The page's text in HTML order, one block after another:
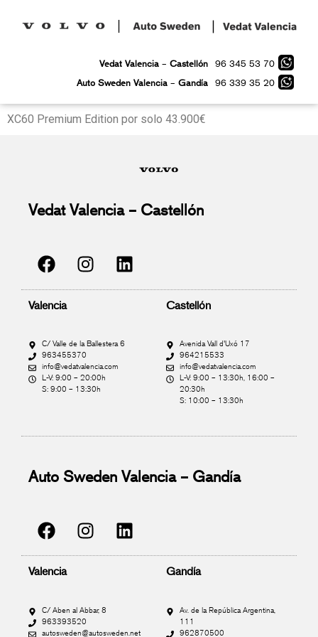
Vedat Valencia–Castellón
96 345 53 70
Auto Sweden Valencia–Gandía 96 339 35 20
XC60 Premium Edition por solo 43.900€
Vedat Valencia – Castellón
Valencia
C/ Valle de la Ballestera 6
963455370
info@vedatvalencia.com
L-V: 9:00 – 20:00h
S: 9:00 – 13:30h
Castellón
Avenida Vall d'Uxó 17
964215533
info@vedatvalencia.com
L-V: 9:00 – 13:30h, 16:00 –
20:30h
S: 10:00 – 13:30h
Auto Sweden Valencia – Gandía
Valencia
C/ Aben al Abbar, 8
963393520
autosweden@autosweden.net
Gandía
Av. de la República Argentina,
111
962870500